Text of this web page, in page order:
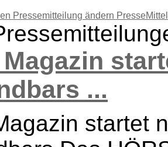
Pressemitteilung ändern
Magazin
...
startet